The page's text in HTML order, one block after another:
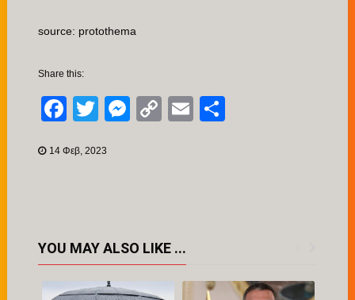
source: protothema
Share this:
Facebook
TwitterMessenger
CopyEmail
14 Φεβ, 2023
YOU MAY ALSO LIKE ...